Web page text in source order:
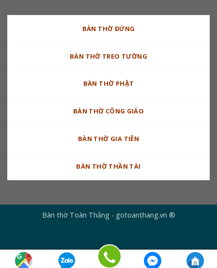
BÀN THỜ ĐỨNG
BÀN THỜ TREO TƯỜNG
BÀN THỜ PHẬT
BÀN THỜ CÔNG GIÁO
BÀN THỜ GIA TIÊN
BÀN THỜ THẦN TÀI
Bàn thờ Toàn Thắng - gotoanthang.vn ®